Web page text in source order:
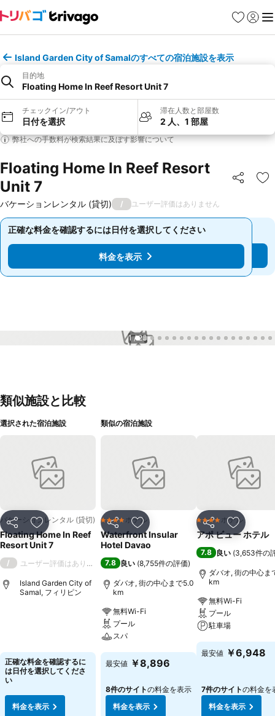
お気に入り
ログイ
メ
Island Garden City of Samalのすべての宿泊施設を表示
目的地
Floating Home In Reef Resort Unit 7
チェックイン/アウト
日付を選択
滞在人数と部屋数
2 人、1 部屋
弊社への手数料が検索結果に及ぼす影響について
Floating Home In Reef Resort
Unit 7
シェア お
バケーションレンタル (貸切) / ユーザー評価はありません
正確な料金を確認するには日付を選択してください
料金を表示
正確な料金を確認するには日付を選択してください
料金を表示
1 / 23
類似施設と比較
選択された宿泊施設
シェア お気に入りに追加
バケーションレンタル (貸切)
Floating Home In Reef
Resort Unit 7
/ ユーザー評価はありません
Island Garden City of
Samal, フィリピン
正確な料金を確認するに
は日付を選択してくださ
い
料金を表示
類似の宿泊施設
シェア お気に入りに追加
4 ホテルのランク
ホテル
Waterfront Insular
Hotel Davao
7.8 良い (8,755件の評価)
ダバオ, 街の中心まで5.0
km
無料Wi-Fi
プール
スパ
料金を表示
最安値 ￥8,896
8件のサイトの料金を表示
料金を表示
シェア お気に入
4 ホテルのランク
ホテル
アポ ビュー ホテル
7.8 良い (3,653件の
ダバオ, 街の中心ま
km
無料Wi-Fi
プール
駐車場
料金を表示
最安値 ￥6,948
7件のサイトの料金を
料金を表示